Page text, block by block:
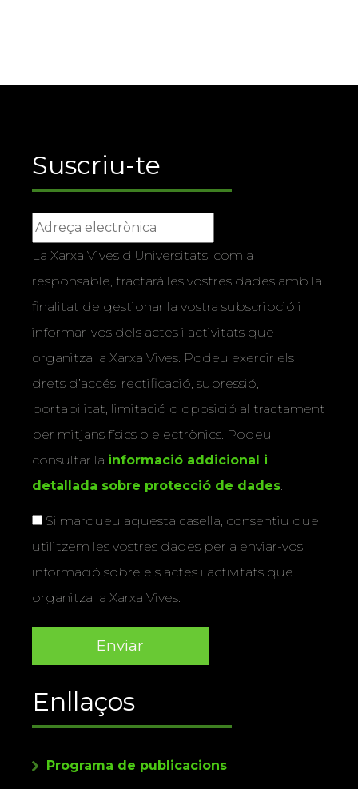
Suscriu-te
La Xarxa Vives d’Universitats, com a
responsable, tractarà les vostres dades amb la
finalitat de gestionar la vostra subscripció i
informar-vos dels actes i activitats que
organitza la Xarxa Vives. Podeu exercir els
drets d’accés, rectificació, supressió,
portabilitat, limitació o oposició al tractament
per mitjans físics o electrònics. Podeu
consultar la informació addicional i
detallada sobre protecció de dades
Si marqueu aquesta casella, consentiu que
utilitzem les vostres dades per a enviar-vos
informació sobre els actes i activitats que
organitza la Xarxa Vives.
Enllaços
Programa de publicacions